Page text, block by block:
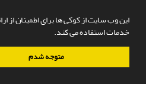
این وب سایت از کوکی ها برای اطمینان از
خدمات استفاده می کند.
متوجه شدم
سامانه مدیریت نشریات علمی.طراحی و